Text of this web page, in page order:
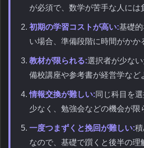
が必須で、数学が苦手な人には
初期の学習コストが高い:基礎
い場合、準備段階に時間がかか
教材が限られる:選択者が少な
備校講座や参考書が経営学など
情報交換が難しい:同じ科目を
少なく、勉強会などの機会が限
一度つまずくと挽回が難しい:
なので、基礎で躓くと後半の理